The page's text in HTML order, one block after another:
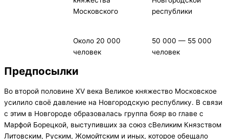
Около 20 000
человек
50 000 — 55 000
человек
Предпосылки
Во второй половине XV века Великое княжество Московское
усилило своё давление на Новгородскую республику. В связи
с этим в Новгороде образовалась группа бояр во главе с
Марфой Борецкой, выступивших за союз сВеликим Князством
Литовским, Руским, Жомойтским и иных, которое обещало